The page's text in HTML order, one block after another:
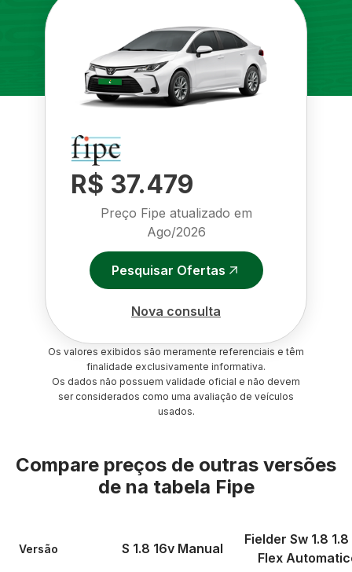
R$ 37.479
Preço Fipe atualizado em
Ago/2026
Pesquisar Ofertas
Nova consulta
Os valores exibidos são meramente referenciais e têm
finalidade exclusivamente informativa.
Os dados não possuem validade oficial e não devem
ser considerados como uma avaliação de veículos
usados.
Compare preços de outras versões
de na tabela Fipe
Versão S 1.8 16v Manual
Fielder Sw 1.8
Flex